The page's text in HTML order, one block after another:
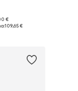
€
109,65 €